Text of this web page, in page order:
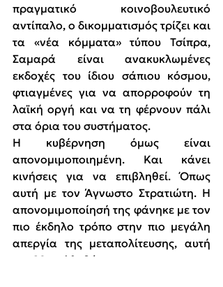
πραγματικό κοινοβουλευτικό
αντίπαλο, ο δικομματισμός τρίζει και
τα «νέα κόμματα» τύπου Τσίπρα,
Σαμαρά είναι ανακυκλωμένες
εκδοχές του ίδιου σάπιου κόσμου,
φτιαγμένες για να απορροφούν τη
λαϊκή οργή και να τη φέρνουν πάλι
στα όρια του συστήματος.
Η κυβέρνηση όμως είναι
απονομιμοποιημένη. Και κάνει
κινήσεις για να επιβληθεί. Όπως
αυτή με τον Άγνωστο Στρατιώτη. Η
απονομιμοποίησή της φάνηκε με τον
πιο έκδηλο τρόπο στην πιο μεγάλη
απεργία της μεταπολίτευσης, αυτή
της 28ης Φλεβάρη.